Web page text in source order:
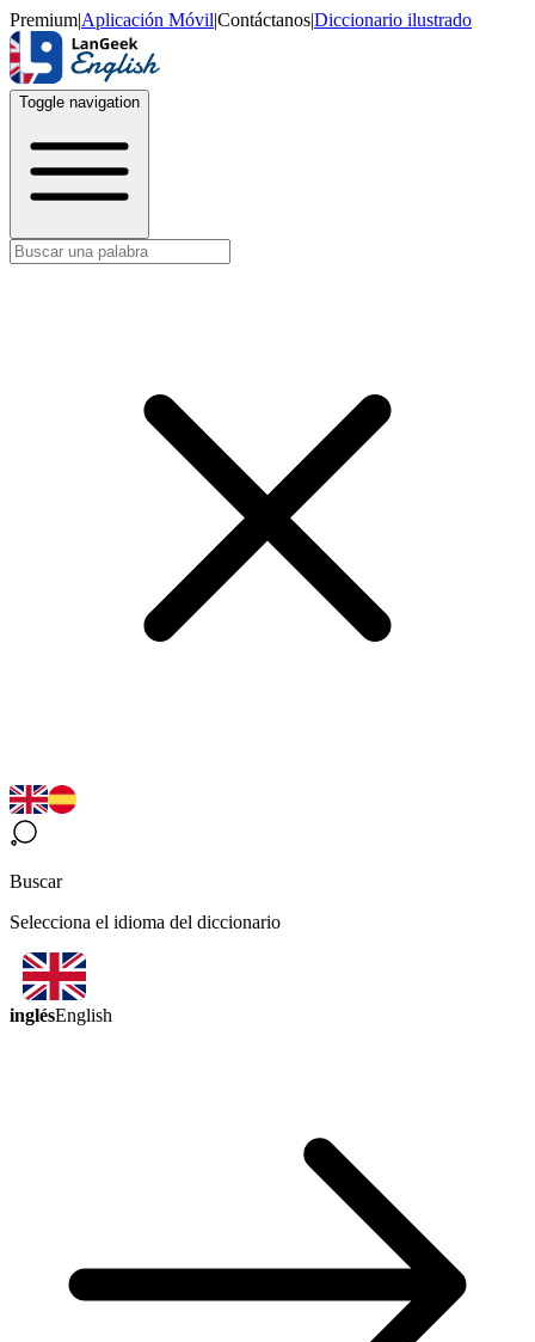
Premium|Aplicación Móvil|Contáctanos|Diccionario ilustrado
Toggle navigation
Buscar
Selecciona el idioma del diccionario
inglésEnglish